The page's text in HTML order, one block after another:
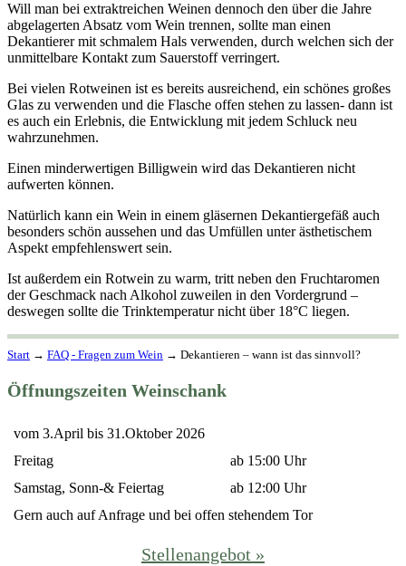
Will man bei extraktreichen Weinen dennoch den über die Jahre
abgelagerten Absatz vom Wein trennen, sollte man einen
Dekantierer mit schmalem Hals verwenden, durch welchen sich der
unmittelbare Kontakt zum Sauerstoff verringert.
Bei vielen Rotweinen ist es bereits ausreichend, ein schönes großes
Glas zu verwenden und die Flasche offen stehen zu lassen- dann ist
es auch ein Erlebnis, die Entwicklung mit jedem Schluck neu
wahrzunehmen.
Einen minderwertigen Billigwein wird das Dekantieren nicht
aufwerten können.
Natürlich kann ein Wein in einem gläsernen Dekantiergefäß auch
besonders schön aussehen und das Umfüllen unter ästhetischem
Aspekt empfehlenswert sein.
Ist außerdem ein Rotwein zu warm, tritt neben den Fruchtaromen
der Geschmack nach Alkohol zuweilen in den Vordergrund –
deswegen sollte die Trinktemperatur nicht über 18°C liegen.
Start → FAQ - Fragen zum Wein → Dekantieren – wann ist das sinnvoll?
Öffnungszeiten Weinschank
vom 3.April bis 31.Oktober 2026
Freitag
ab 15:00 Uhr
Samstag, Sonn-& Feiertag
ab 12:00 Uhr
Gern auch auf Anfrage und bei offen stehendem Tor
Stellenangebot »